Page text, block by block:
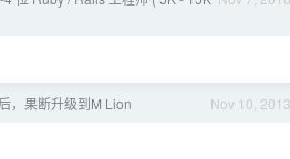
Nov 10, 2013
，果断升级到M Lion